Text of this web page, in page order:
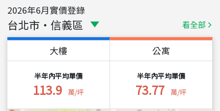
2026年6月實價登錄
台北市 ・ 信義區 看全部
大樓
半年內平均單價
113.9 萬/坪
公寓
半年內平均單價
73.77 萬/坪